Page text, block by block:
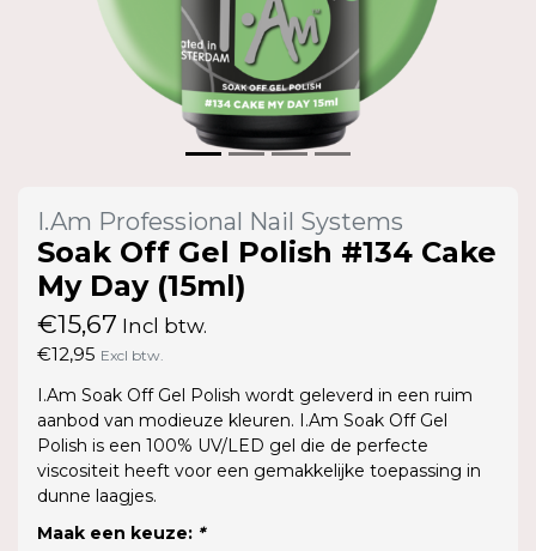
I.Am Professional Nail Systems
Soak Off Gel Polish #134 Cake
My Day (15ml)
€15,67 Incl btw.
€12,95 Excl btw.
I.Am Soak Off Gel Polish wordt geleverd in een ruim
aanbod van modieuze kleuren. I.Am Soak Off Gel
Polish is een 100% UV/LED gel die de perfecte
viscositeit heeft voor een gemakkelijke toepassing in
dunne laagjes.
Maak een keuze: *